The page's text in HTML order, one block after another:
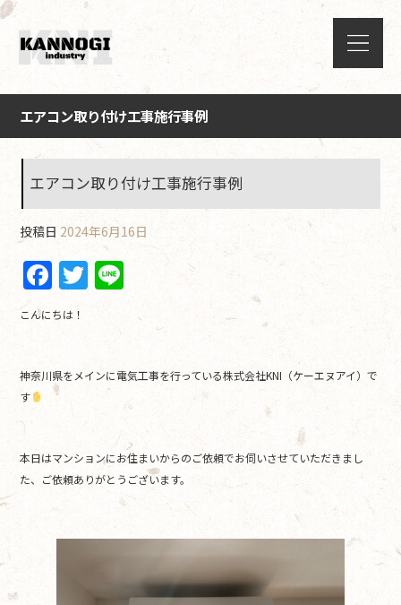
エアコン取り付け工事施行事例
エアコン取り付け工事施行事例
投稿日 2024年6月16日
F
a
c
e
b
o
k
T
w
er
e
こんにちは！
神奈川県をメインに電気工事を行っている株式会社KNI（ケーエヌアイ）で
す
本日はマンションにお住まいからのご依頼でお伺いさせていただきまし
た、ご依頼ありがとうございます。